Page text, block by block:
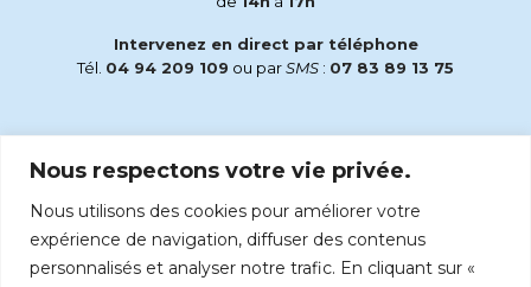
Nous respectons votre vie privée.
Nous utilisons des cookies pour améliorer votre
expérience de navigation, diffuser des contenus
personnalisés et analyser notre trafic. En cliquant sur «
Intervenez en direct par téléphone
Tél. 04 94 209 109 ou parSMS : 07 83 89 13 75
accueil@radiomaria.fr
Écoutez Radio Maria sur :